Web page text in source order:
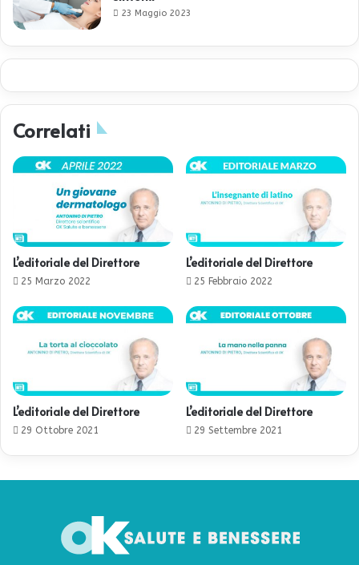
23 Maggio 2023
Correlati
L’editoriale del Direttore
25 Marzo 2022
L’editoriale del Direttore
25 Febbraio 2022
L’editoriale del Direttore
29 Ottobre 2021
L’editoriale del Direttore
29 Settembre 2021